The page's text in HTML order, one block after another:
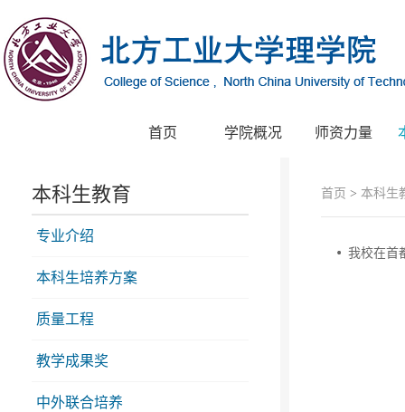
首页 学院概况 师资力量
本科生教育
专业介绍
本科生培养方案
质量工程
教学成果奖
中外联合培养
首页 > 本科生
我校在首